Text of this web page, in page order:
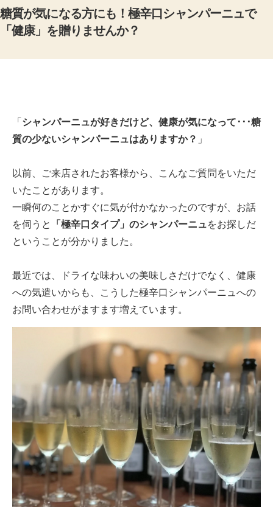
ワ
イ
ン
販
糖質が気になる方にも！極辛口シャンパーニュで
「健康」を贈りませんか？
「シャンパーニュが好きだけど、健康が気になって･･･糖
質の少ないシャンパーニュはありますか？ 」
以前、ご来店されたお客様から、こんなご質問をいただ
いたことがあります。
一瞬何のことかすぐに気が付かなかったのですが、お話
を伺うと 「極辛口タイプ」のシャンパーニュをお探しだ
ということが分かりました。
最近では、ドライな味わいの美味しさだけでなく、健康
への気遣いからも、こうした極辛口シャンパーニュへの
お問い合わせがますます増えています。